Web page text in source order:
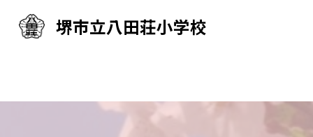
堺市立八田荘小学校